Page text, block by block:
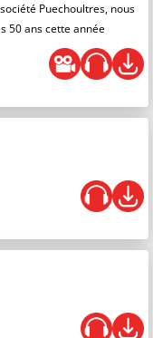
Puechoultres, nous
50 ans cette année